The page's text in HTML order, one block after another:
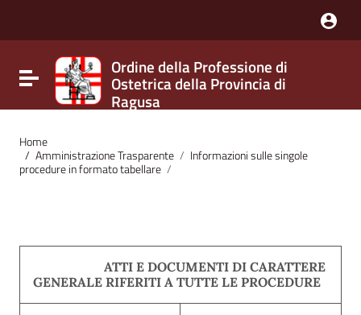
sito
include
di
Attiva / disattiva la navigazione
Ordine della Professione di
Ostetrica della Provincia di
Ragusa
Home
/ Amministrazione Trasparente / Informazioni sulle singole
procedure in formato tabellare /
ATTI E DOCUMENTI DI CARATTERE
GENERALE RIFERITI A TUTTE LE PROCEDURE